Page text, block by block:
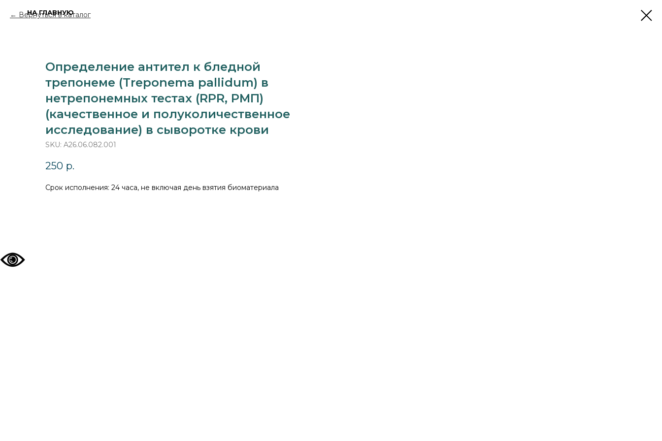
Вернуться в каталог
Определение антител к бледной
трепонеме (Treponema pallidum) в
нетрепонемных тестах (RPR, РМП)
(качественное и полуколичественное
исследование) в сыворотке крови
SKU: A26.06.082.001
250 р.
Срок исполнения: 24 часа, не включая день взятия биоматериала
НА ГЛАВНУЮ